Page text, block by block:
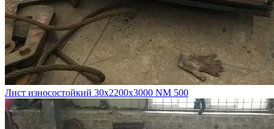
Лист износостойкий 30х2200х3000 NM 500